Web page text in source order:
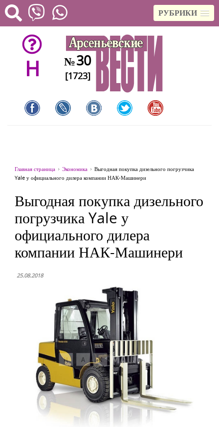
РУБРИКИ
H №30
[1723]
Главная страница Экономика
Выгодная покупка дизельного погрузчика
Yale у официального дилера компании НАК-Машинери
Выгодная покупка дизельного
погрузчика Yale у
официального дилера
компании НАК-Машинери
25.08.2018